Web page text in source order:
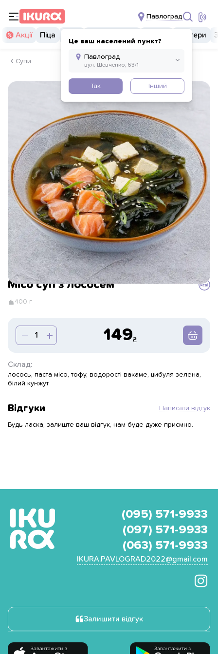
Павлоград
Це ваш населений пункт?
Так Інший
Акції Піца Бургери
Супи
Місо суп з лососем
400 г
149
Склад:
лосось, паста місо, тофу, водорості вакаме, цибуля зелена,
білий кунжут
Відгуки Написати відгук
Будь ласка, залиште ваш відгук, нам буде дуже приємно.
(095) 571-9933
(097) 571-9933
(063) 571-9933
IKURA.PAVLOGRAD2022@gmail.com
Залишити відгук